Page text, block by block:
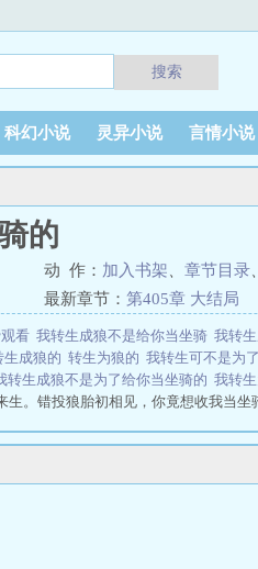
搜索
科幻小说 灵异小说 言情小说
的
动 作： 加入书架 章节目录
最新章节： 第405章 大结局
看 我转生成狼不是给你当坐骑 我转
生成狼的 转生为狼的 我转生可不是为
转生成狼不是为了给你当坐骑的 我转
生。错投狼胎初相见，你竟想收我当
，我不会再上当的！”“这次是真的！